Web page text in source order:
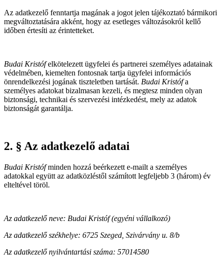
Az adatkezelő fenntartja magának a jogot jelen tájékoztató bármikori
megváltoztatására akként, hogy az esetleges változásokról kellő
időben értesíti az érintetteket.
Budai Kristófelkötelezett ügyfelei és partnerei személyes adatainak
védelmében, kiemelten fontosnak tartja ügyfelei információs
önrendelkezési jogának tiszteletben tartását. Budai Kristófa
személyes adatokat bizalmasan kezeli, és megtesz minden olyan
biztonsági, technikai és szervezési intézkedést, mely az adatok
biztonságát garantálja.
2. § Az adatkezelő adatai
Budai Kristófminden hozzá beérkezett e-mailt a személyes
adatokkal együtt az adatközléstől számított legfeljebb 3 (három) év
elteltével töröl.
Az adatkezelő neve: Budai Kristóf (egyéni vállalkozó)
Az adatkezelő székhelye: 6725 Szeged, Szivárvány u. 8/b
Az adatkezelő nyilvántartási száma: 57014580